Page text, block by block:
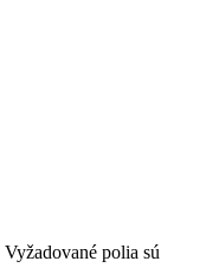
Vyžadované polia sú